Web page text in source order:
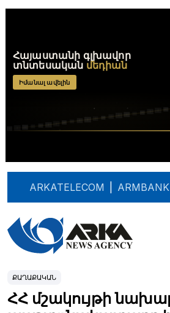
ARKATELECOM
ՔԱՂԱՔԱԿԱՆ
ՀՀ մշակույթի